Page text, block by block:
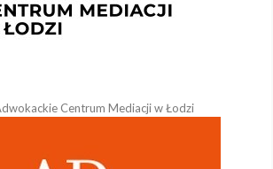
Centrum Mediacji w Łodzi